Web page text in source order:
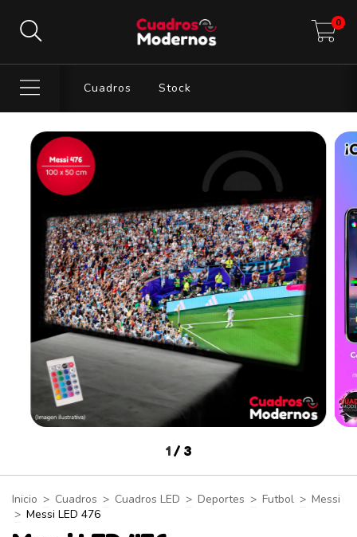
0
Cuadros Stock
1 / 3
Inicio > Cuadros > Cuadros LED > Deportes > Futbol > Messi
> Messi LED 476